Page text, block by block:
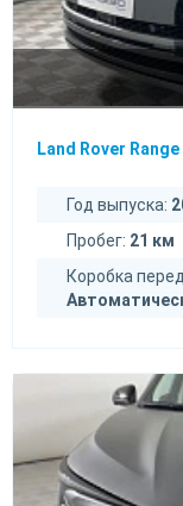
Land Rover
Год выпуска:
Пробег: 21 км
Коробка